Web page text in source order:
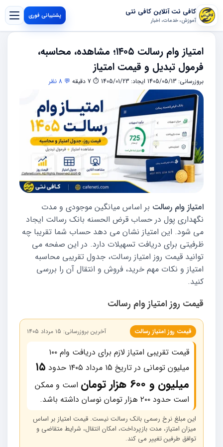
کافی نت آنلاین کافی نتی
آموزش، خدمات، اخبار
پشتیبانی فوری
امتیاز وام رسالت ۱۴۰۵؛ مشاهده، محاسبه،
فرمول تبدیل و قیمت امتیاز
بروزرسانی: 1405/05/13 ایجاد: 1405/01/23 ⏱ 7 دقیقه 💬 8 نظر
امتیاز وام رسالت بر اساس میانگین موجودی و مدت
نگهداری پول در حساب قرض الحسنه بانک رسالت ایجاد
می شود. این امتیاز نشان می دهد حساب شما تقریبا چه
ظرفیتی برای دریافت تسهیلات دارد. در این صفحه می
توانید قیمت روز امتیاز رسالت، جدول تقریبی محاسبه
امتیاز و نکات مهم خرید، فروش و انتقال آن را بررسی
کنید.
قیمت روز امتیاز وام رسالت
قیمت روز امتیاز رسالت آخرین بروزرسانی: ۱5 مرداد ۱۴۰۵
قیمت تقریبی امتیاز لازم برای دریافت وام ۱۰۰
میلیون تومانی در تاریخ ۱5 مرداد ۱۴۰۵ حدود
۱۵
میلیون و 6۰۰ هزار تومان
است و ممکن
است حدود ۲۰۰ هزار تومان نوسان داشته باشد.
این مبلغ نرخ رسمی بانک رسالت نیست. قیمت امتیاز بر اساس
میزان امتیاز، مدت بازپرداخت، امکان انتقال، شرایط متقاضی و
توافق طرفین تغییر می کند.